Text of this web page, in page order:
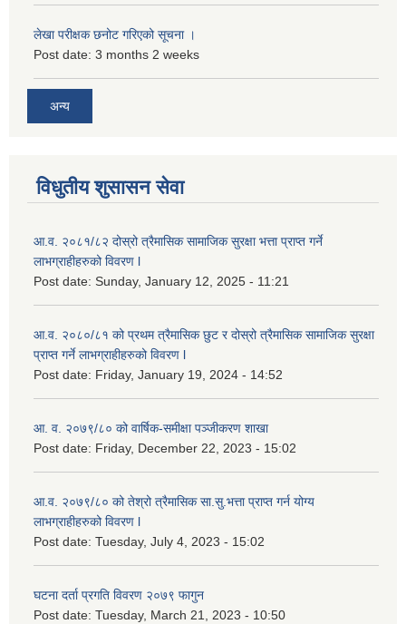
लेखा परीक्षक छनोट गरिएको सूचना ।
Post date: 3 months 2 weeks
अन्य
विधुतीय शुसासन सेवा
आ.व. २०८१/८२ दोस्रो त्रैमासिक सामाजिक सुरक्षा भत्ता प्राप्त गर्ने
लाभग्राहीहरुको विवरण l
Post date: Sunday, January 12, 2025 - 11:21
आ.व. २०८०/८१ को प्रथम त्रैमासिक छुट र दोस्रो त्रैमासिक सामाजिक सुरक्षा
प्राप्त गर्ने लाभग्राहीहरुको विवरण l
Post date: Friday, January 19, 2024 - 14:52
आ. व. २०७९/८० को वार्षिक-समीक्षा पञ्जीकरण शाखा
Post date: Friday, December 22, 2023 - 15:02
आ.व. २०७९/८० को तेश्रो त्रैमासिक सा.सु.भ‍त्ता प्राप्त गर्न योग्य
लाभग्राहीहरुको विवरण l
Post date: Tuesday, July 4, 2023 - 15:02
घटना दर्ता प्रगति विवरण २०७९ फागुन
Post date: Tuesday, March 21, 2023 - 10:50